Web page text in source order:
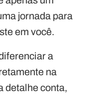
jornada para
em você.
a
na
detalhe conta,